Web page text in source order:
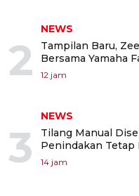
2
NEWS
Tampilan Baru,
Bersama Yamaha
12 jam
3
NEWS
Tilang Manual
Penindakan Tetap
14 jam